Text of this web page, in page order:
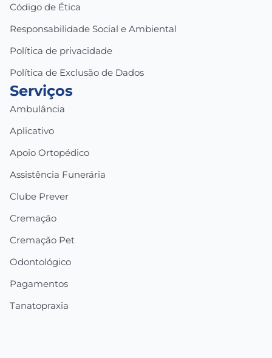
Código de Ética
Responsabilidade Social e Ambiental
Política de privacidade
Política de Exclusão de Dados
Serviços
Ambulância
Aplicativo
Apoio Ortopédico
Assistência Funerária
Clube Prever
Cremação
Cremação Pet
Odontológico
Pagamentos
Tanatopraxia